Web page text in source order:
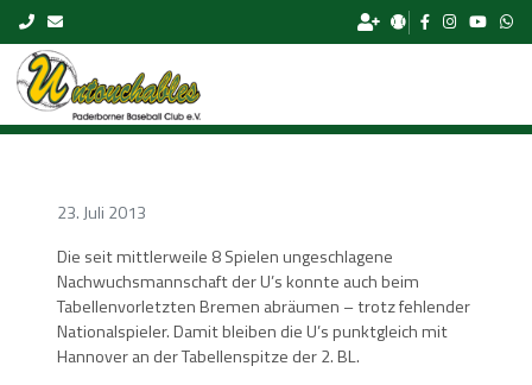
Skip to content
23. Juli 2013
Die seit mittlerweile 8 Spielen ungeschlagene
Nachwuchsmannschaft der U’s konnte auch beim
Tabellenvorletzten Bremen abräumen – trotz fehlender
Nationalspieler. Damit bleiben die U’s punktgleich mit
Hannover an der Tabellenspitze der 2. BL.